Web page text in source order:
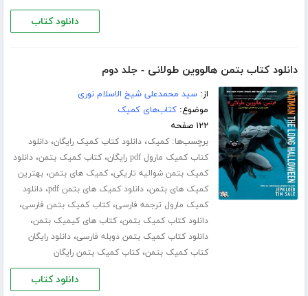
دانلود کتاب
دانلود کتاب بتمن هالووین طولانی - جلد دوم
از:سید محمدعلی شیخ الاسلام نوری
موضوع:کتاب‌های کمیک
۱۲۲ صفحه
برچسب‌ها:کمیک،دانلود کتاب کمیک رایگان،دانلود
کتاب کمیک مارول pdf رایگان
،کتاب کمیک بتمن،دانلود
کمیک بتمن شوالیه تاریکی،کمیک های بتمن،بهترین
کمیک های بتمن،دانلود کمیک های بتمن pdf ،دانلود
کمیک مارول ترجمه فارسی،کتاب کمیک بتمن فارسی،
دانلود کتاب کمیک بتمن،کتاب های کیمیک بتمن،
دانلود کتاب کمیک بتمن دوبله فارسی،دانلود رایگان
کتاب کمیک بتمن،کتاب کمیک بتمن رایگان
دانلود کتاب